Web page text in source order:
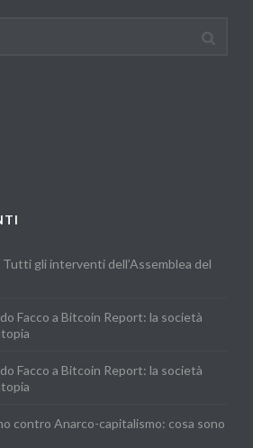
Tutti gli interventi dell’Assemblea del
Facco a Bitcoin Report: la società
Facco a Bitcoin Report: la società
contro Anarco-capitalismo: cosa sono